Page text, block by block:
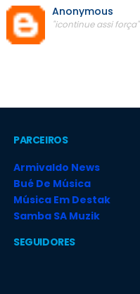
Anonymous
"icontinue assi força"
PARCEIROS
Armivaldo News
Bué De Música
Música Em Destak
Samba SA Muzik
SEGUIDORES